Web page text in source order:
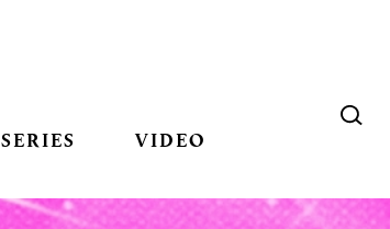
SERIES VIDEO